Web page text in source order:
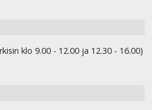
klo 9.00 - 12.00 ja 12.30 - 16.00)